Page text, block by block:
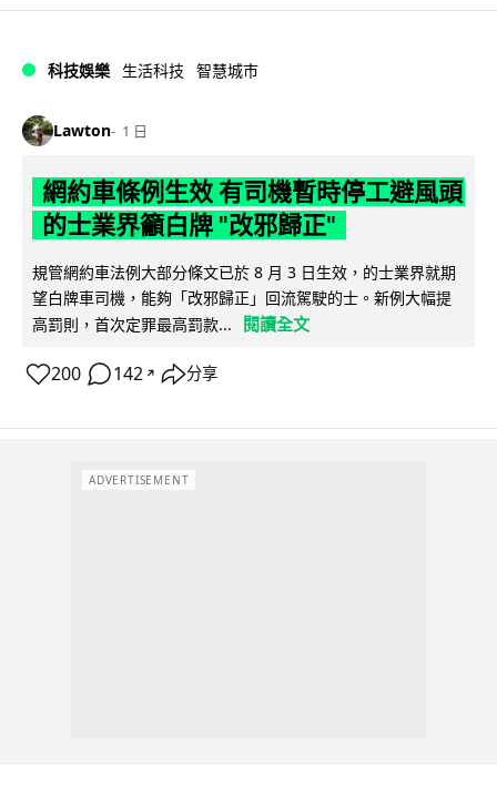
科技娛樂 生活科技 智慧城市
Lawton 1 日
網約車條例生效 有司機暫時停工避風頭
的士業界籲白牌 "改邪歸正"
規管網約車法例大部分條文已於 8 月 3 日生效，的士業界就期
望白牌車司機，能夠「改邪歸正」回流駕駛的士。新例大幅提
高罰則，首次定罪最高罰款...
閱讀全文
200 142 ↗ 分享
ADVERTISEMENT